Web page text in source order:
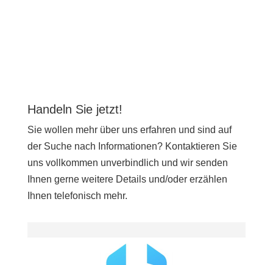
Handeln Sie jetzt!
Sie wollen mehr über uns erfahren und sind auf
der Suche nach Informationen? Kontaktieren Sie
uns vollkommen unverbindlich und wir senden
Ihnen gerne weitere Details und/oder erzählen
Ihnen telefonisch mehr.